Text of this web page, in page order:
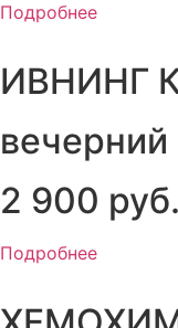
Подробнее
ИВНИНГ
2 900
Подробнее